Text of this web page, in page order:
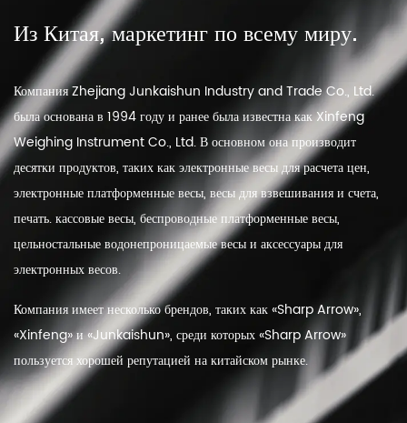
Из Китая, маркетинг по всему миру.
Компания Zhejiang Junkaishun Industry and Trade Co., Ltd.
была основана в 1994 году и ранее была известна как Xinfeng
Weighing Instrument Co., Ltd. В основном она производит
десятки продуктов, таких как электронные весы для расчета цен,
электронные платформенные весы, весы для взвешивания и счета,
печать. кассовые весы, беспроводные платформенные весы,
цельностальные водонепроницаемые весы и аксессуары для
электронных весов.
Компания имеет несколько брендов, таких как «Sharp Arrow»,
«Xinfeng» и «Junkaishun», среди которых «Sharp Arrow»
пользуется хорошей репутацией на китайском рынке.